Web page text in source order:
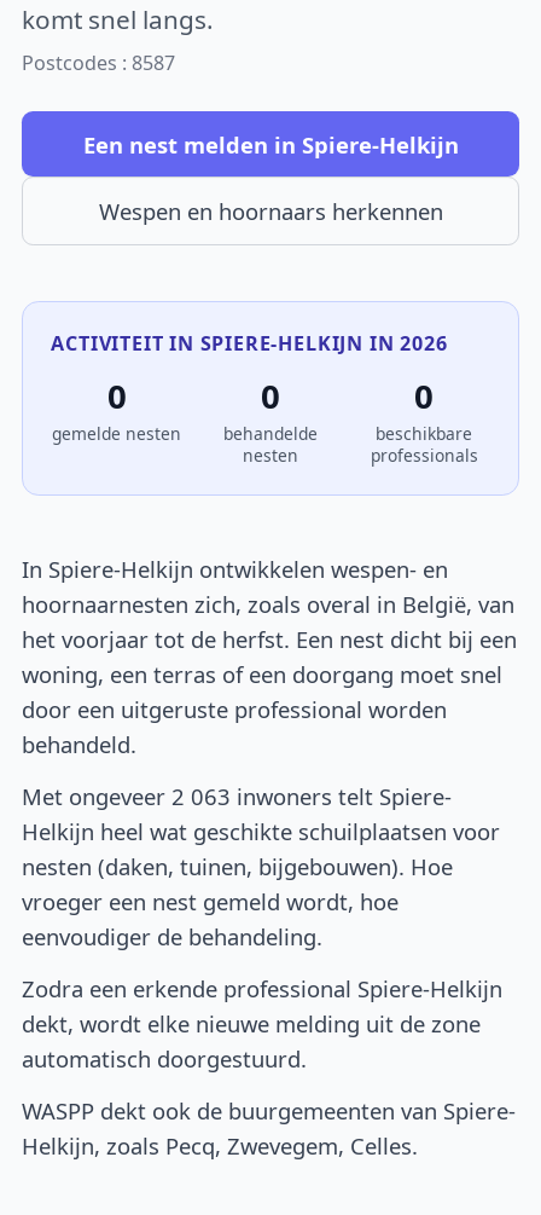
komt snel langs.
Postcodes : 8587
Een nest melden in Spiere-Helkijn
Wespen en hoornaars herkennen
ACTIVITEIT IN SPIERE-HELKIJN IN 2026
0
gemelde nesten
0
behandelde
nesten
0
beschikbare
professionals
In Spiere-Helkijn ontwikkelen wespen- en
hoornaarnesten zich, zoals overal in België, van
het voorjaar tot de herfst. Een nest dicht bij een
woning, een terras of een doorgang moet snel
door een uitgeruste professional worden
behandeld.
Met ongeveer 2 063 inwoners telt Spiere-
Helkijn heel wat geschikte schuilplaatsen voor
nesten (daken, tuinen, bijgebouwen). Hoe
vroeger een nest gemeld wordt, hoe
eenvoudiger de behandeling.
Zodra een erkende professional Spiere-Helkijn
dekt, wordt elke nieuwe melding uit de zone
automatisch doorgestuurd.
WASPP dekt ook de buurgemeenten van Spiere-
Helkijn, zoals Pecq, Zwevegem, Celles.